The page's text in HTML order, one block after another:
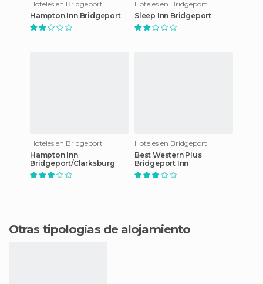
Hoteles en Bridgeport
Hampton Inn Bridgeport
Hoteles en Bridgeport
Sleep Inn Bridgeport
Hoteles en Bridgeport
Hampton Inn
Bridgeport/Clarksburg
Hoteles en Bridgeport
Best Western Plus
Bridgeport Inn
Otras tipologías de alojamiento